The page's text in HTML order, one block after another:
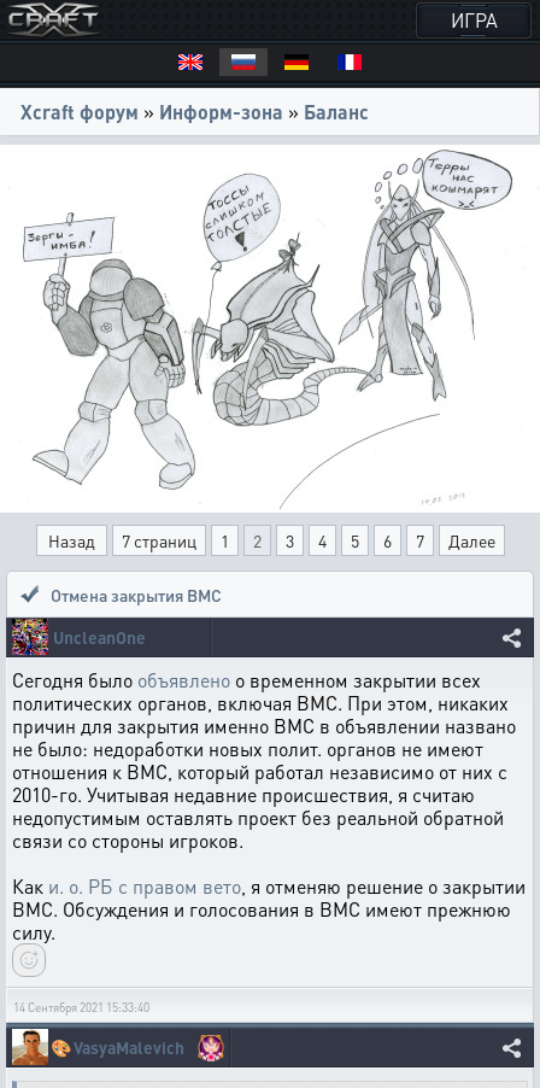
ИГРА
Xcraft форум » Информ-зона » Баланс
Назад 7 страниц 1 2 3 4 5 6 7 Далее
Отмена закрытия ВМС
UncleanOne
Сегодня было объявлено о временном закрытии всех
политических органов, включая ВМС. При этом, никаких
причин для закрытия именно ВМС в объявлении названо
не было: недоработки новых полит. органов не имеют
отношения к ВМС, который работал независимо от них с
2010-го. Учитывая недавние происшествия, я считаю
недопустимым оставлять проект без реальной обратной
связи со стороны игроков.
Как и. о. РБ с правом вето , я отменяю решение о закрытии
ВМС. Обсуждения и голосования в ВМС имеют прежнюю
силу.
14 Сентября 2021 15:33:40
🎨VasyaMalevich